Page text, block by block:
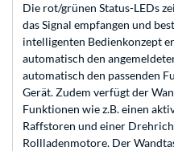
Die rot/grünen Status-LEDs
das Signal empfangen und
intelligenten Bedienkonzept
automatisch den
automatisch den passenden
Gerät. Zudem verfügt der
Funktionen wie z.B. einen
Raffstoren und einer
Rollladenmotore. Der